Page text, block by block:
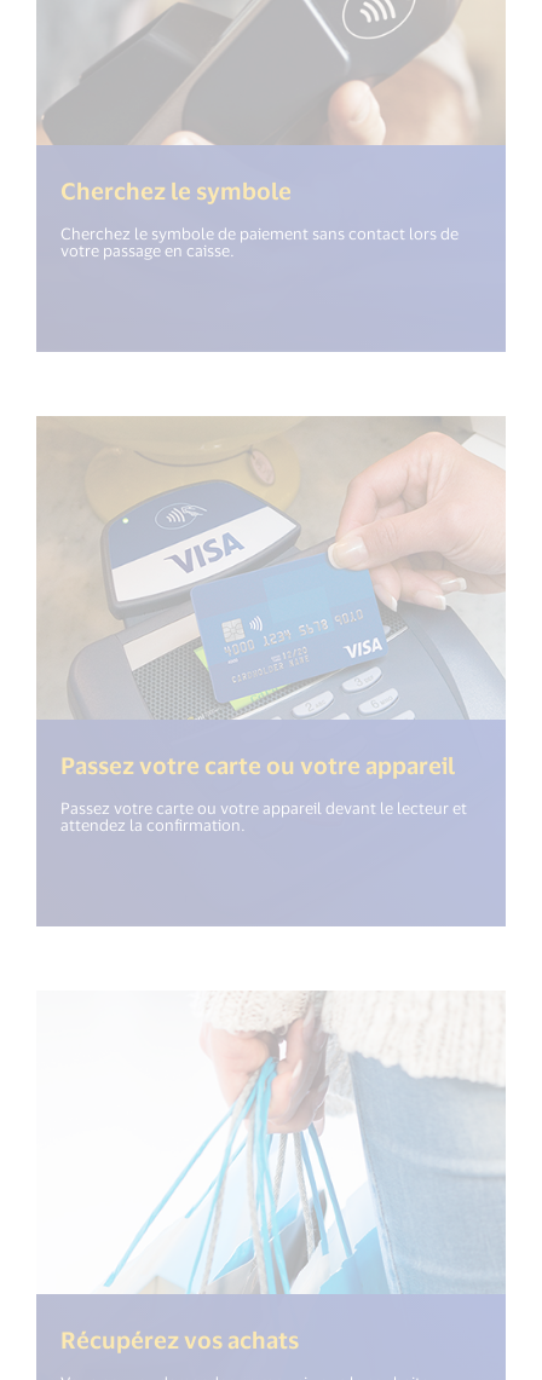
Cherchez le symbole
Cherchez le symbole de paiement sans contact lors de
votre passage en caisse.
Passez votre carte ou votre appareil
Passez votre carte ou votre appareil devant le lecteur et
attendez la confirmation.
Récupérez vos achats